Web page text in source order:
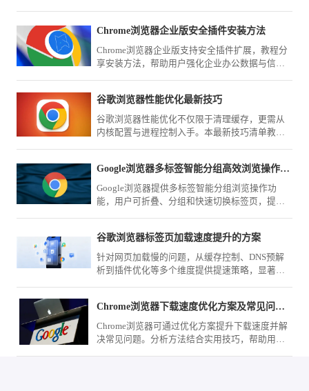
Chrome浏览器企业版安全插件安装方法
Chrome浏览器企业版支持安全插件扩展，教程分
享安装方法，帮助用户强化企业办公数据与信息
谷歌浏览器性能优化最新技巧
谷歌浏览器性能优化不仅限于清理缓存，更需从
内核配置与进程控制入手。本最新技巧清单教您
Google浏览器多标签智能分组高效浏览操作方法
Google浏览器提供多标签智能分组浏览操作功
能，用户可折叠、分组和快速切换标签页，提高
谷歌浏览器标签页加载速度提升的方案
针对网页加载慢的问题，从缓存控制、DNS预解
析到插件优化等多个维度提供提速策略，显著提
Chrome浏览器下载速度优化方案及常见问题分析
Chrome浏览器可通过优化方案提升下载速度并解
决常见问题。分析方法结合实用技巧，帮助用户